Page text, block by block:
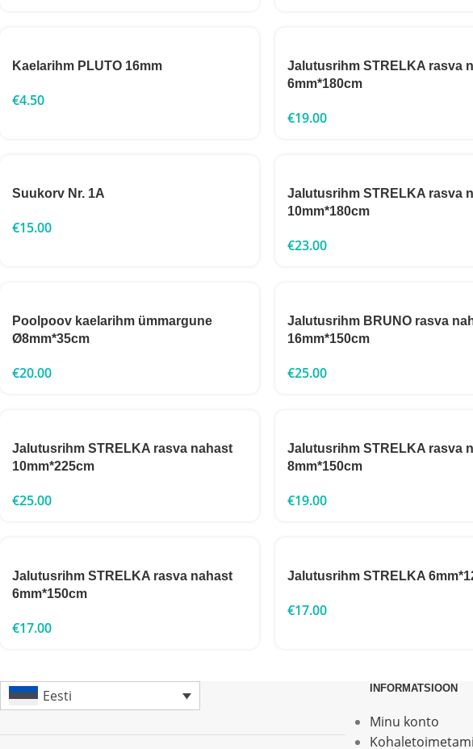
Kaelarihm PLUTO 16mm
€4.50
Jalutusrihm STRELKA rasva
6mm*180cm
€19.00
Suukorv Nr. 1A
€15.00
Jalutusrihm STRELKA rasva
10mm*180cm
€23.00
Poolpoov kaelarihm ümmargune
Ø8mm*35cm
€20.00
Jalutusrihm BRUNO rasva
16mm*150cm
€25.00
Jalutusrihm STRELKA rasva nahast
10mm*225cm
€25.00
Jalutusrihm STRELKA rasva
8mm*150cm
€19.00
Jalutusrihm STRELKA rasva nahast
6mm*150cm
€17.00
Jalutusrihm STRELKA
€17.00
Eesti INFORMATSIOON
Minu konto